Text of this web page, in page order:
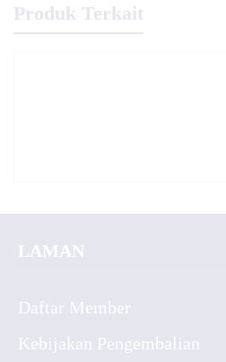
Produk Terkait
LAMAN
Daftar Member
Kebijakan Pengembalian